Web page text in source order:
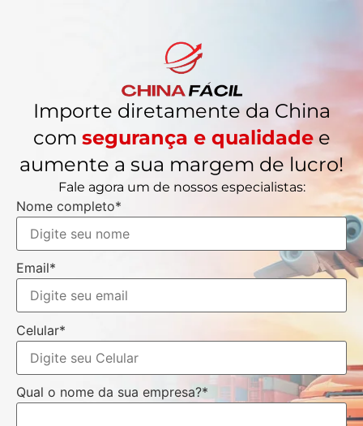
Importe diretamente da China
com segurança e qualidadee
aumente a sua margem de lucro!
Fale agora um de nossos especialistas:
Nome completo*
Email*
Celular*
Qual o nome da sua empresa?*